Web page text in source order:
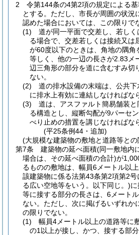
2
令第144条の4第2項の規定による
とする。 ただし、市長が周囲の状況
認めた場合においては、この限りで
(1)
道が同一平面で交差し、若し
る場合で、交差若しくは接続又は
が60度以下のときは、角地の隅角
等しく、他の一辺の長さが2.83メ
辺三角形の部分を道に含むすみ切
ない。
(2)
道の排水設備の末端は、公共
に排水上有効に連結しなければな
(3)
道は、アスファルト簡易舗装
る構造とし、縦断勾配が9パーセ
べり止めの措置を講じなければな
(平25条例44・追加)
(大規模な建築物の敷地と道路等との
第7条
建築物の延べ面積(同一敷地内
場合は、その延べ面積の合計)が
るものの敷地は、幅員6メートル以
該建築物に係る法第43条第2項第2
る広い空地等をいう。以下同じ。)
等に接する部分の長さは、6メート
ない。 ただし、次に掲げるいずれか
の限りでない。
(1)
幅員4メートル以上の道路等に
の1以上が接し、かつ、接する部